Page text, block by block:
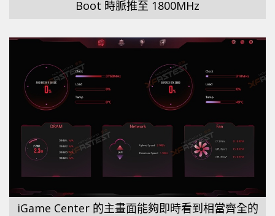
Boot 時脈推至 1800MHz
iGame Center 的主畫面能夠即時看到相當齊全的